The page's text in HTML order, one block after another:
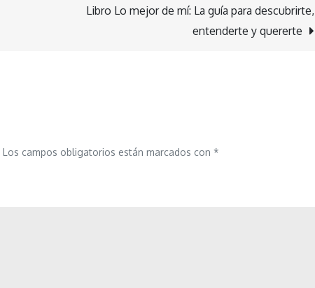
Libro Lo mejor de mí: La guía para descubrirte,
entenderte y quererte
Los campos obligatorios están marcados con *